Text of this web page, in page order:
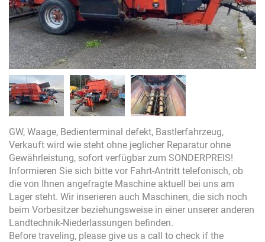
GW, Waage, Bedienterminal defekt, Bastlerfahrzeug,
Verkauft wird wie steht ohne jeglicher Reparatur ohne
Gewährleistung, sofort verfügbar zum SONDERPREIS!
Informieren Sie sich bitte vor Fahrt-Antritt telefonisch, ob
die von Ihnen angefragte Maschine aktuell bei uns am
Lager steht. Wir inserieren auch Maschinen, die sich noch
beim Vorbesitzer beziehungsweise in einer unserer anderen
Landtechnik-Niederlassungen befinden.
Before traveling, please give us a call to check if the